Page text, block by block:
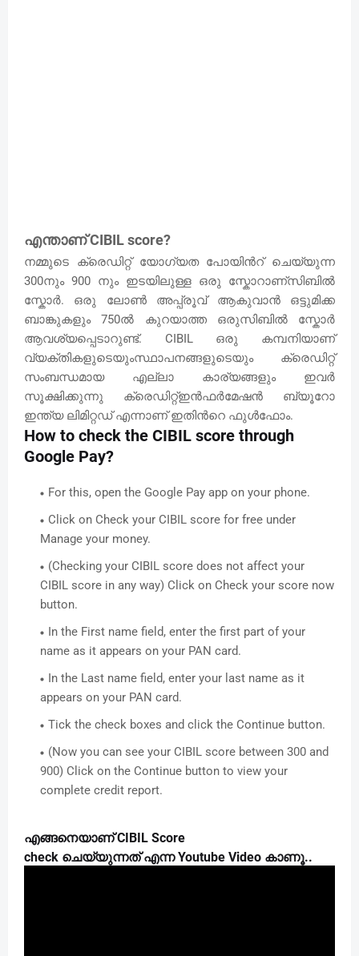
എന്താണ്CIBIL score?
നമ്മുടെ ക്രെഡിറ്റ് യോഗ്യത പോയിൻറ് ചെയ്യുന്ന
300നും 900 നും ഇടയിലുള്ള ഒരു സ്കോറാണ്സിബിൽ
സ്കോർ. ഒരു ലോൺ അപ്പ്രൂവ് ആകുവാൻ ഒട്ടുമിക്ക
ബാങ്കുകളും 750ൽ കുറയാത്ത ഒരുസിബിൽ സ്കോർ
ആവശ്യപ്പെടാറുണ്ട്. CIBIL ഒരു കമ്പനിയാണ്
വ്യക്തികളുടെയുംസ്ഥാപനങ്ങളുടെയും ക്രെഡിറ്റ്
സംബന്ധമായ എല്ലാ കാര്യങ്ങളും ഇവർ
സൂക്ഷിക്കുന്നു ക്രെഡിറ്റ്ഇൻഫർമേഷൻ ബ്യൂറോ
ഇന്ത്യ ലിമിറ്റഡ് എന്നാണ് ഇതിൻറെ ഫുൾഫോം.
How to check the CIBIL score through
Google Pay?
For this, open the Google Pay app on your phone.
Click on Check your CIBIL score for free under
Manage your money.
(Checking your CIBIL score does not affect your
CIBIL score in any way) Click on Check your score now
button.
In the First name field, enter the first part of your
name as it appears on your PAN card.
In the Last name field, enter your last name as it
appears on your PAN card.
Tick the check boxes and click the Continue button.
(Now you can see your CIBIL score between 300 and
900) Click on the Continue button to view your
complete credit report.
എങ്ങനെയാണ്CIBIL Score
check ചെയ്യുന്നത് എന്നYoutube Video കാണൂ..